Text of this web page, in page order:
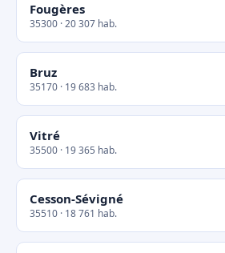
Fougères
35300 · 20 307 hab.
Bruz
35170 · 19 683 hab.
Vitré
35500 · 19 365 hab.
Cesson-Sévigné
35510 · 18 761 hab.